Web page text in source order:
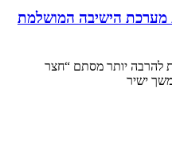
מערכת הישיבה המושלמת
להרבה יותר מסתם “חצר
ישיר